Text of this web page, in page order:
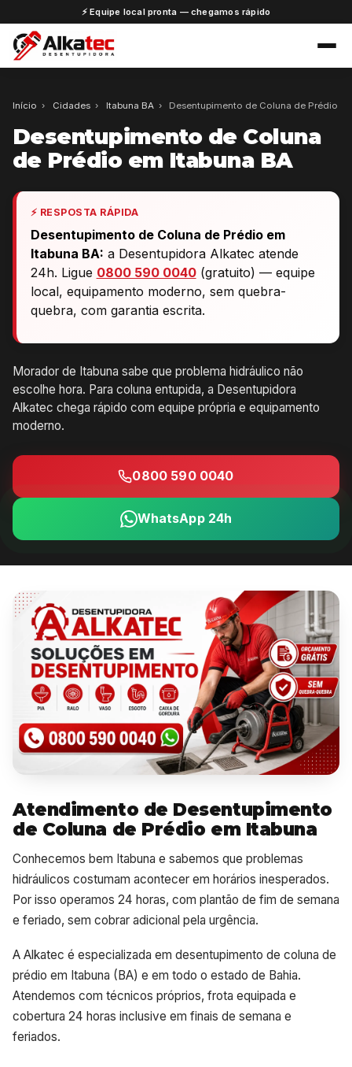
⚡ Equipe local pronta — chegamos rápido
Início › Cidades › Itabuna BA › Desentupimento de Coluna de Prédio
Desentupimento de Coluna
de Prédio em Itabuna BA
⚡ RESPOSTA RÁPIDA
Desentupimento de Coluna de Prédio em
Itabuna BA: a Desentupidora Alkatec atende
24h. Ligue 0800 590 0040(gratuito) — equipe
local, equipamento moderno, sem quebra-
quebra, com garantia escrita.
Morador de Itabuna sabe que problema hidráulico não
escolhe hora. Para coluna entupida, a Desentupidora
Alkatec chega rápido com equipe própria e equipamento
moderno.
0800 590 0040
WhatsApp 24h
Atendimento de Desentupimento
de Coluna de Prédio em Itabuna
Conhecemos bem Itabuna e sabemos que problemas
hidráulicos costumam acontecer em horários inesperados.
Por isso operamos 24 horas, com plantão de fim de semana
e feriado, sem cobrar adicional pela urgência.
A Alkatec é especializada em desentupimento de coluna de
prédio em Itabuna (BA) e em todo o estado de Bahia.
Atendemos com técnicos próprios, frota equipada e
cobertura 24 horas inclusive em finais de semana e
feriados.